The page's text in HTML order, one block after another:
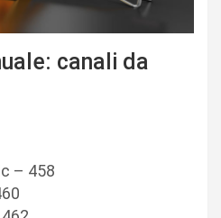
canali da
– 458